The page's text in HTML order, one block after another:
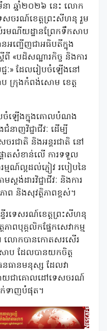
នា ឆ្នាំ២០២៦ នេះ លោក
េសចរណ៍ខេត្តព្រះសីហនុ រួម
មណីយដ្ឋានព្រែកទឹកសាប
អញ្ជើញជាអធិបតីក្នុង
ពី «បដិសណ្ឋារកិច្ច និងការ
ជ្ជៈ» ដែលរៀបចំឡើងនៅ
ក្រុងកំពង់សោម ខេត្ត
បចំឡើងក្នុងគោលបំណង
ាញវិជ្ជាជីវៈ ដើម្បី
ចរជាតិ និងអន្តរជាតិ នៅ
តោតសំខាន់លើ ការទទួល
ម្មណ៍ល្អដល់ភ្ញៀវ របៀបនៃ
ស្តង់ដារវិជ្ជាជីវៈ និងការ
ព និងសុវត្ថិភាពខ្ពស់។
ទីរទេសរណ៍ខេត្តព្រះសីហនុ
ពបុគ្គលិកផ្នែកសេវាកម្ម
លោកបានកោតសរសើរ
ាប ដែលបានយកចិត្ត
ធានមនុស្ស ដែលវា
ាយជាគោលដៅទេសចរណ៍
ទាញបំផុត។